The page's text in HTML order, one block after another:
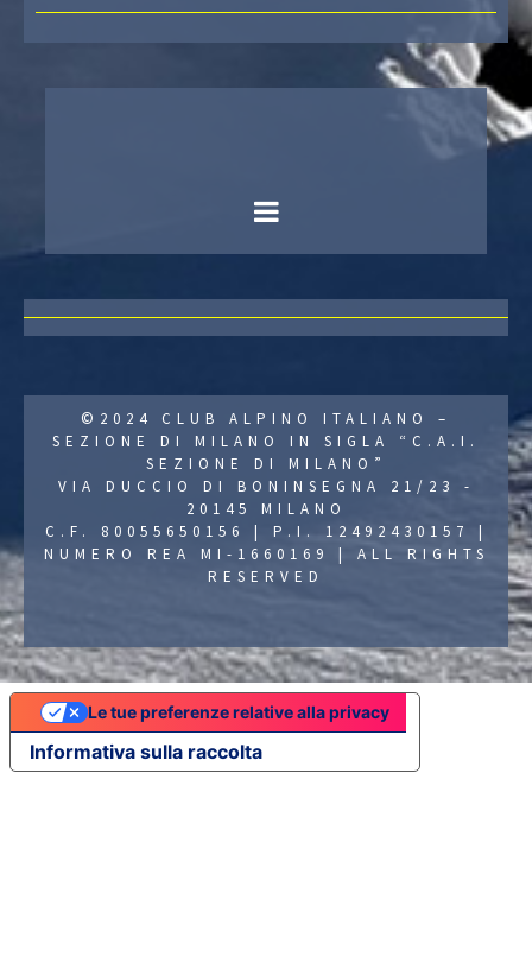
©2024 CLUB ALPINO ITALIANO –
SEZIONE DI MILANO IN SIGLA “C.A.I.
SEZIONE DI MILANO”
VIA DUCCIO DI BONINSEGNA 21/23 -
20145 MILANO
C.F. 80055650156 | P.I. 12492430157 |
NUMERO REA MI-1660169 | ALL RIGHTS
RESERVED
Informativa sulla raccolta
Le tue preferenze relative alla privacy